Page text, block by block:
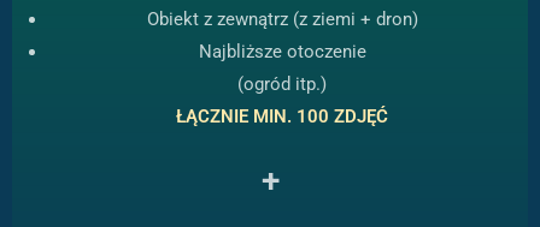
Obiekt z zewnątrz (z ziemi + dron)
Najbliższe otoczenie
(ogród itp.)
ŁĄCZNIE MIN. 100 ZDJĘĆ
+